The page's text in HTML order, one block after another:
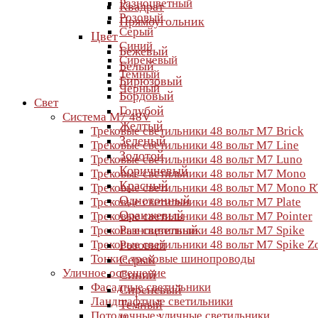
Разноцветный
Розовый
Серый
Синий
Сиреневый
Темный
Черный
Свет
Система M7 48V
Трековые светильники 48 вольт M7 Brick
Трековые светильники 48 вольт M7 Line
Трековые светильники 48 вольт M7 Luno
Трековые светильники 48 вольт M7 Mono
Трековые светильники 48 вольт M7 Mono
Трековые светильники 48 вольт M7 Plate
Трековые светильники 48 вольт M7 Pointer
Трековые светильники 48 вольт M7 Spike
Трековые светильники 48 вольт M7 Spike
Тонкие трековые шинопроводы
Уличное освещение
Фасадные светильники
Ландшафтные светильники
Квадрат
Прямоугольник
Цвет
Бежевый
Белый
Бирюзовый
Бордовый
Голубой
Желтый
Зеленый
Золотой
Коричневый
Красный
Однотонный
Оранжевый
Разноцветный
Розовый
Серый
Синий
Сиреневый
Темный